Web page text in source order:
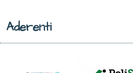
Aderenti